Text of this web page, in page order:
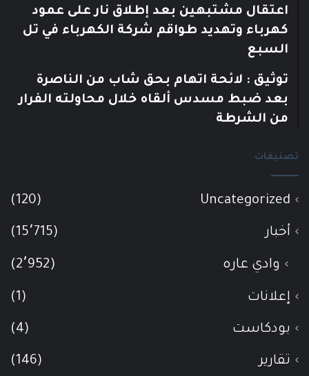
اعتقال مشتبهين بعد إطلاق نار على عمود
كهرباء وتهديد طواقم شركة الكهرباء في تل
السبع
توثيق : لائحة اتهام بحق شاب من الناصرة
بعد ضبط مسدس ألقاه خلال محاولته الفرار
من الشرطة
تصنيفات
Uncategorized
(120)
أخبار (15٬715)
وادي عاره (2٬952)
إعلانات (1)
بودكاست (4)
تقارير (146)